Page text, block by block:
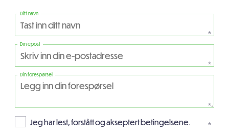
Ditt navn
*
Din epost
*
Din forespørsel
*
Jeg har lest, forstått og akseptert betingelsene. *